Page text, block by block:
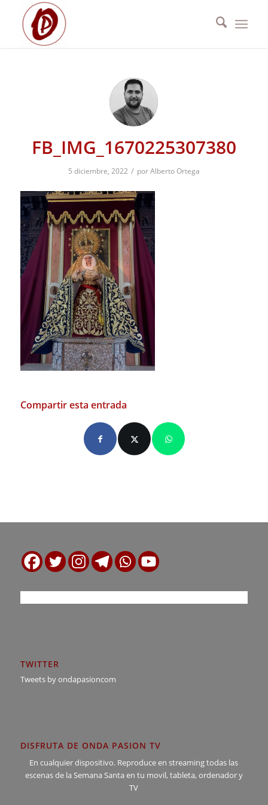
FB_IMG_1670225307380
5 diciembre, 2022 / porAlberto Ortega
Compartir esta entrada
TWITTER
Tweets by ondapasioncom
DISFRUTA DE ONDA PASION TV
En cualquier dispositivo. Reproduce en streaming todas las
escenas de la Semana Santa en tu movil, tableta, ordenador y
TV